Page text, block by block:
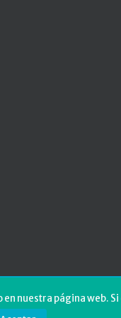
nuestra página web.